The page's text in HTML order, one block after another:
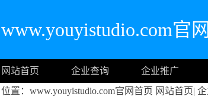
www.youyistudio.com官
网站首页 企业查询 企业推广
位置：www.youyistudio.com官网首页 网站首页|